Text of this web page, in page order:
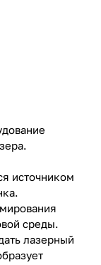
источником
среды.
лазерный